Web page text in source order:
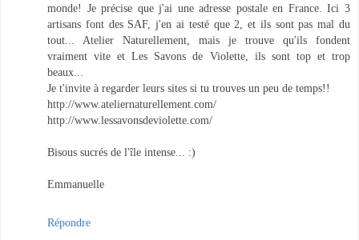
monde! Je précise que j'ai une adresse postale en France. Ici 3
artisans font des SAF, j'en ai testé que 2, et ils sont pas mal du
tout... Atelier Naturellement, mais je trouve qu'ils fondent
vraiment vite et Les Savons de Violette, ils sont top et trop
beaux...
Je t'invite à regarder leurs sites si tu trouves un peu de temps!!
http://www.ateliernaturellement.com/
http://www.lessavonsdeviolette.com/
Bisous sucrés de l'île intense... :)
Emmanuelle
Répondre